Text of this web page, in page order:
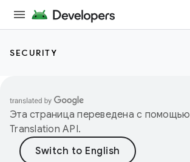
SECURITY
Эта страница переведена с помощью
Translation API.